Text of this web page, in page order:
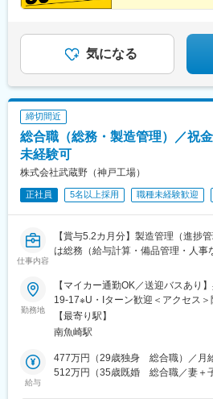
気になる
締切間近
総合職（総務・製造管理）／祝
未経験可
株式会社武蔵野（神戸工場）
正社員 5名以上採用 職種未経験歓迎
仕事内容
【賞与5.2カ月分】製造管理（進捗
は総務（給与計算・備品管理・人事
勤務地
【マイカー通勤OK／送迎バスあり
19-17※U・Iターン歓迎＜アクセス
影」駅・JR「住吉」駅より社員専
制度／家賃の8割を会社が負担する
タートできます。もちろん、I・Uタ
対策あり
【最寄り駅】
南魚崎駅
給与
477万円（29歳独身 総合職）／月
512万円（35歳既婚 総合職／妻＋